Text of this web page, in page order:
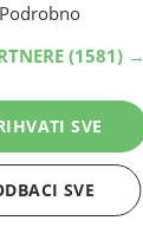
Podrobno
(1581) →
SVE
SVE